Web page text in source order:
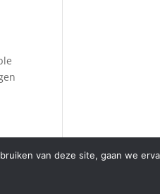
van deze site, gaan we